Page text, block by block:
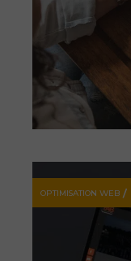
OPTIMISATION WEB